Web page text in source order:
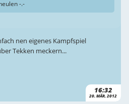
16:32
20. MÄR. 2012
-.-
nen eigenes Kampfspiel
Tekken meckern...